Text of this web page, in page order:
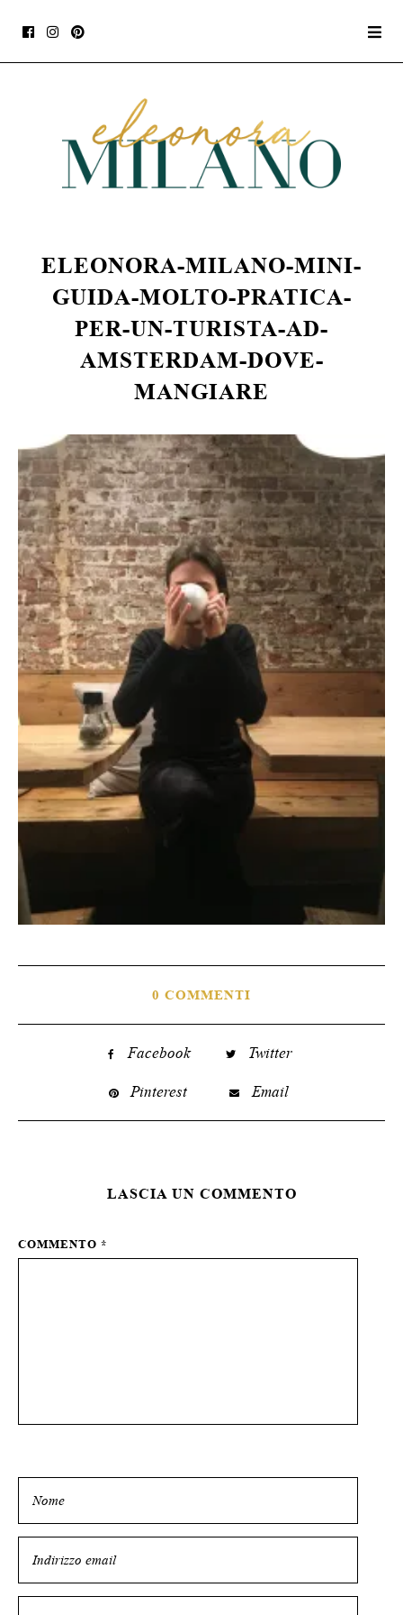
ELEONORA-MILANO-MINI-
GUIDA-MOLTO-PRATICA-
PER-UN-TURISTA-AD-
AMSTERDAM-DOVE-
MANGIARE
0 COMMENTI
Facebook
Twitter
Pinterest
Email
LASCIA UN COMMENTO
COMMENTO *